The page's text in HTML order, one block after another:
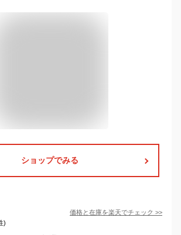
ショップでみる
価格と在庫を楽天でチェック >>
)